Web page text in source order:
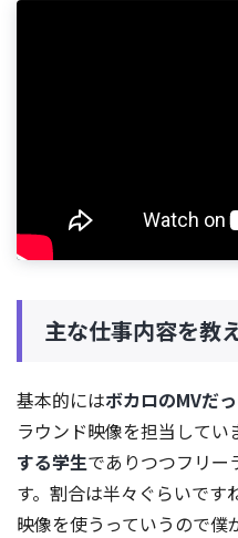
主な仕事内容を教
基本的にはボカロのMVだ
ラウンド映像を担当してい
する学生でありつつフリー
す。割合は半々ぐらいです
映像を使うっていうので僕